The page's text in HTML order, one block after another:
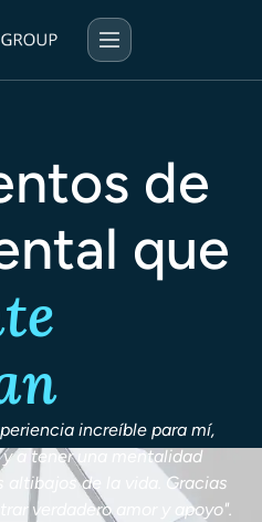
de
que
increíble para mí,
a tener una mentalidad
altibajos de la vida. Gracias
verdadero amor y apoyo".